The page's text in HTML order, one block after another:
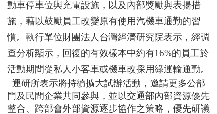
動車停車位與充電設施，以及內部獎勵與表揚措
施，藉以鼓勵員工改變原有使用汽機車通勤的習
慣。執行單位財團法人台灣經濟研究院表示，經調
查分析顯示，回復的有效樣本中約有16%的員工於
活動期間從私人小客車或機車改採用綠運輸通勤。
運研所表示將持續擴大試辦活動，邀請更多公部
門及民間企業共同參與，並以交通部內部資源優先
整合、跨部會外部資源逐步協作之策略，優先研議